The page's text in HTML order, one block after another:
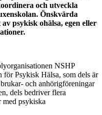
och utveckla
Önskvärda
psykisk ohälsa, egen eller
NSHP
Psykisk Hälsa, som dels är
och anhörigföreningar
dels bedriver flera
med psykiska